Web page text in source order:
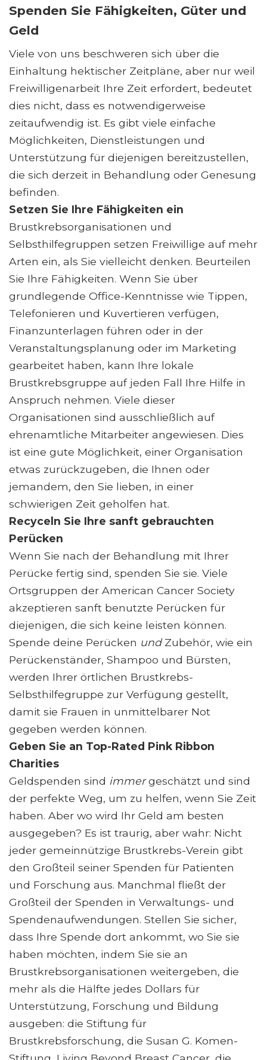
Spenden Sie Fähigkeiten, Güter und
Geld
Viele von uns beschweren sich über die
Einhaltung hektischer Zeitpläne, aber nur weil
Freiwilligenarbeit Ihre Zeit erfordert, bedeutet
dies nicht, dass es notwendigerweise
zeitaufwendig ist. Es gibt viele einfache
Möglichkeiten, Dienstleistungen und
Unterstützung für diejenigen bereitzustellen,
die sich derzeit in Behandlung oder Genesung
befinden.
Setzen Sie Ihre Fähigkeiten ein
Brustkrebsorganisationen und
Selbsthilfegruppen setzen Freiwillige auf mehr
Arten ein, als Sie vielleicht denken. Beurteilen
Sie Ihre Fähigkeiten. Wenn Sie über
grundlegende Office-Kenntnisse wie Tippen,
Telefonieren und Kuvertieren verfügen,
Finanzunterlagen führen oder in der
Veranstaltungsplanung oder im Marketing
gearbeitet haben, kann Ihre lokale
Brustkrebsgruppe auf jeden Fall Ihre Hilfe in
Anspruch nehmen. Viele dieser
Organisationen sind ausschließlich auf
ehrenamtliche Mitarbeiter angewiesen. Dies
ist eine gute Möglichkeit, einer Organisation
etwas zurückzugeben, die Ihnen oder
jemandem, den Sie lieben, in einer
schwierigen Zeit geholfen hat.
Recyceln Sie Ihre sanft gebrauchten
Perücken
Wenn Sie nach der Behandlung mit Ihrer
Perücke fertig sind, spenden Sie sie. Viele
Ortsgruppen der American Cancer Society
akzeptieren sanft benutzte Perücken für
diejenigen, die sich keine leisten können.
Spende deine Perücken undZubehör, wie ein
Perückenständer, Shampoo und Bürsten,
werden Ihrer örtlichen Brustkrebs-
Selbsthilfegruppe zur Verfügung gestellt,
damit sie Frauen in unmittelbarer Not
gegeben werden können.
Geben Sie an Top-Rated Pink Ribbon
Charities
Geldspenden sind immergeschätzt und sind
der perfekte Weg, um zu helfen, wenn Sie Zeit
haben. Aber wo wird Ihr Geld am besten
ausgegeben? Es ist traurig, aber wahr: Nicht
jeder gemeinnützige Brustkrebs-Verein gibt
den Großteil seiner Spenden für Patienten
und Forschung aus. Manchmal fließt der
Großteil der Spenden in Verwaltungs- und
Spendenaufwendungen. Stellen Sie sicher,
dass Ihre Spende dort ankommt, wo Sie sie
haben möchten, indem Sie sie an
Brustkrebsorganisationen weitergeben, die
mehr als die Hälfte jedes Dollars für
Unterstützung, Forschung und Bildung
ausgeben: die Stiftung für
Brustkrebsforschung, die Susan G. Komen-